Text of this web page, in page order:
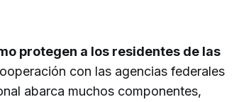
protegen a los residentes de las
con las agencias federales
abarca muchos componentes,